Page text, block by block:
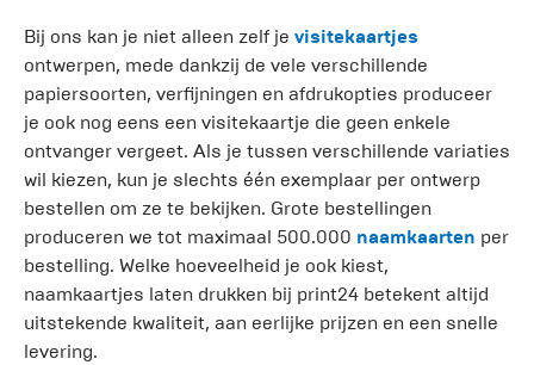
Bij ons kan je niet alleen zelf je visitekaartjes
ontwerpen, mede dankzij de vele verschillende
papiersoorten, verfijningen en afdrukopties produceer
je ook nog eens een visitekaartje die geen enkele
ontvanger vergeet. Als je tussen verschillende variaties
wil kiezen, kun je slechts één exemplaar per ontwerp
bestellen om ze te bekijken. Grote bestellingen
produceren we tot maximaal 500.000 naamkaarten per
bestelling. Welke hoeveelheid je ook kiest,
naamkaartjes laten drukken bij print24 betekent altijd
uitstekende kwaliteit, aan eerlijke prijzen en een snelle
levering.